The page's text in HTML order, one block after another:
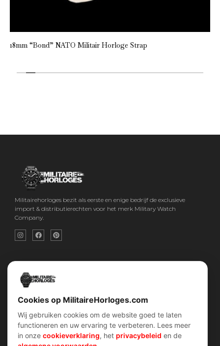
18mm “Bond” NATO Militair Horloge Strap
Militairehorloges bezit als eerste en enige bedrijf de exclusieve
import & distributierechten voor het merk Military Watch
Company.
Snel menu
Home
Over ons
Contact
Shop
Categorieën
klantenservice
Verzend & retour
Garantiebeleid
Verhalen
Duikers horloges
Cookies op MilitaireHorloges.com
Wij gebruiken cookies om de website goed te laten
functioneren en uw ervaring te verbeteren. Lees meer
in onze cookieverklaring, het privacybeleid en de